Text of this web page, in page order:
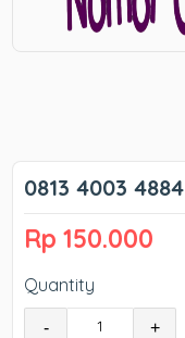
0813 4003 4884
Rp 150.000
Quantity
- +